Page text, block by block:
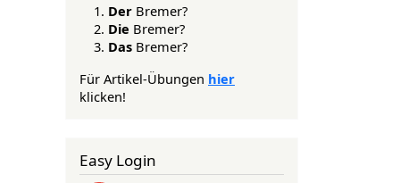
Der Bremer?
Die Bremer?
Das Bremer?
Für Artikel-Übungen hier
klicken!
Easy Login